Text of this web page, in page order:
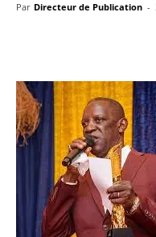
Par Directeur de Publication -